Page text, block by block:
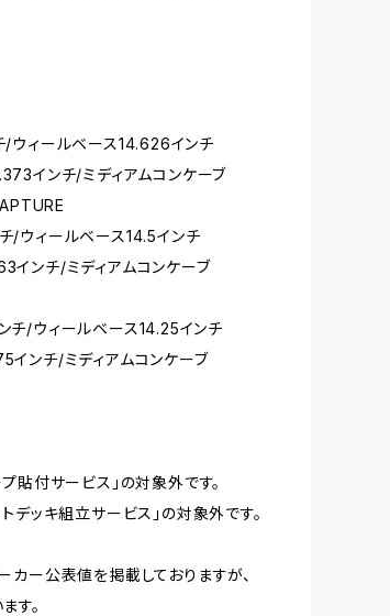
/ウィールベース14.626インチ
インチ/ミディアムコンケーブ
/ウィールベース14.5インチ
インチ/ミディアムコンケーブ
/ウィールベース14.25インチ
ンチ/ミディアムコンケーブ
貼付サービス」の対象外です。
デッキ組立サービス」の対象外です。
カー公表値を掲載しておりますが、
す。